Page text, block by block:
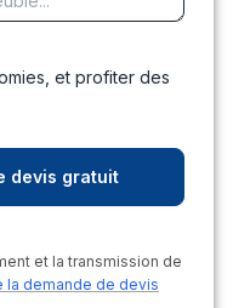
et profiter des
et la transmission de
la demande de devis